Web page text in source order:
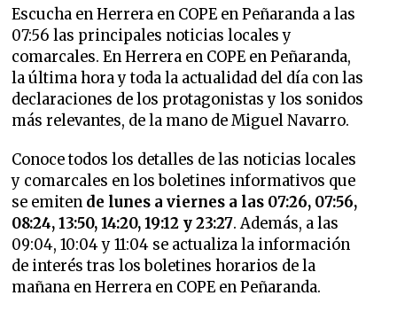
Escucha en Herrera en COPE en Peñaranda a las
07:56 las principales noticias locales y
comarcales. En Herrera en COPE en Peñaranda,
la última hora y toda la actualidad del día con las
declaraciones de los protagonistas y los sonidos
más relevantes, de la mano de Miguel Navarro.
Conoce todos los detalles de las noticias locales
y comarcales en los boletines informativos que
se emiten de lunes a viernes a las 07:26, 07:56,
08:24, 13:50, 14:20, 19:12 y 23:27. Además, a las
09:04, 10:04 y 11:04 se actualiza la información
de interés tras los boletines horarios de la
mañana en Herrera en COPE en Peñaranda.